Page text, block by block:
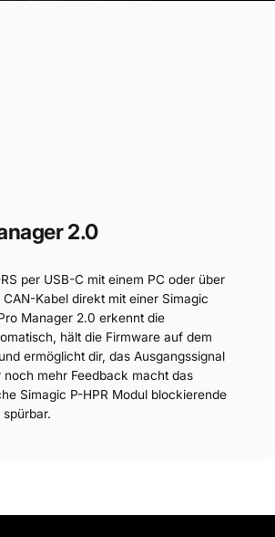
2.0
per USB-C mit einem PC oder über
Kabel direkt mit einer Simagic
Manager 2.0 erkennt die
hält die Firmware auf dem
ermöglicht dir, das Ausgangssignal
noch mehr Feedback macht das
Simagic P-HPR Modul blockierende